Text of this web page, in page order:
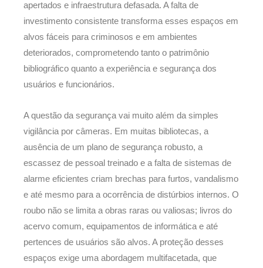
apertados e infraestrutura defasada. A falta de
investimento consistente transforma esses espaços em
alvos fáceis para criminosos e em ambientes
deteriorados, comprometendo tanto o patrimônio
bibliográfico quanto a experiência e segurança dos
usuários e funcionários.
A questão da segurança vai muito além da simples
vigilância por câmeras. Em muitas bibliotecas, a
ausência de um plano de segurança robusto, a
escassez de pessoal treinado e a falta de sistemas de
alarme eficientes criam brechas para furtos, vandalismo
e até mesmo para a ocorrência de distúrbios internos. O
roubo não se limita a obras raras ou valiosas; livros do
acervo comum, equipamentos de informática e até
pertences de usuários são alvos. A proteção desses
espaços exige uma abordagem multifacetada, que